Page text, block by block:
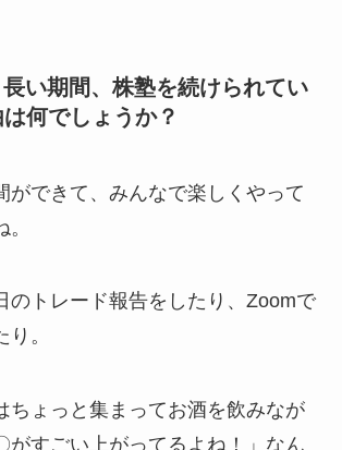
い期間、株塾を続けられてい
何でしょうか？
ができて、みんなで楽しくやって
のトレード報告をしたり、Zoomで
。
ちょっと集まってお酒を飲みなが
がすごい上がってるよね！」なん